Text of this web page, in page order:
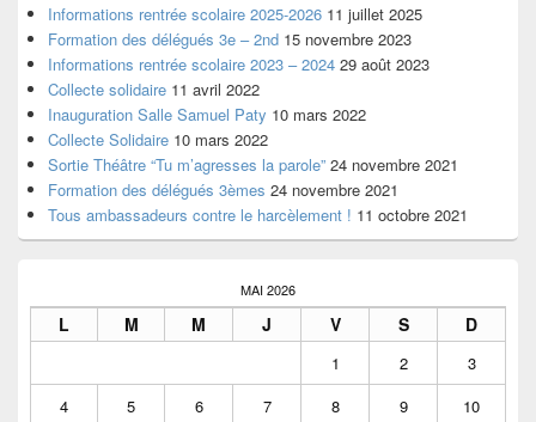
Informations rentrée scolaire 2025-2026 11 juillet 2025
Formation des délégués 3e – 2nd 15 novembre 2023
Informations rentrée scolaire 2023 – 2024 29 août 2023
Collecte solidaire 11 avril 2022
Inauguration Salle Samuel Paty 10 mars 2022
Collecte Solidaire 10 mars 2022
Sortie Théâtre “Tu m’agresses la parole” 24 novembre 2021
Formation des délégués 3èmes 24 novembre 2021
Tous ambassadeurs contre le harcèlement ! 11 octobre 2021
MAI 2026
L M M J V S D
1 2
3
4
5 6 7 8 9 10